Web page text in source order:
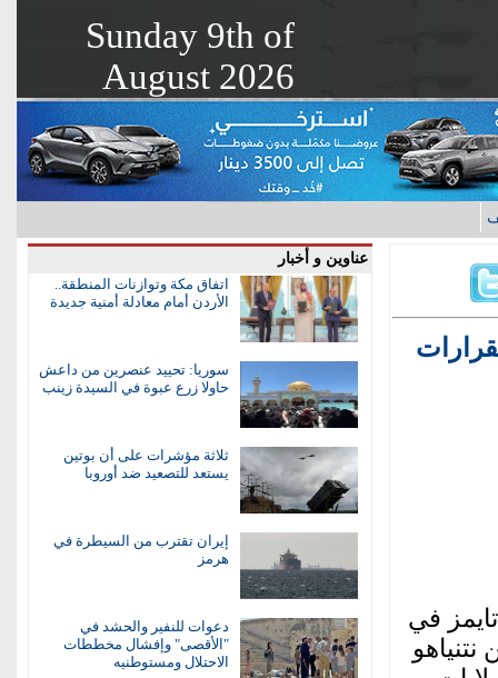
Sunday 9th of
August 2026
عناوين و أخبار
اتفاق مكة وتوازنات المنطقة..
الأردن أمام معادلة أمنية جديدة
سوريا: تحييد عنصرين من داعش
حاولا زرع عبوة في السيدة زينب
ثلاثة مؤشرات على أن بوتين
يستعد للتصعيد ضد أوروبا
إيران تقترب من السيطرة في
هرمز
دعوات للنفير والحشد في
"الأقصى" وإفشال مخططات
الاحتلال ومستوطنيه
في